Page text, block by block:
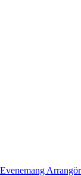
Evenemang